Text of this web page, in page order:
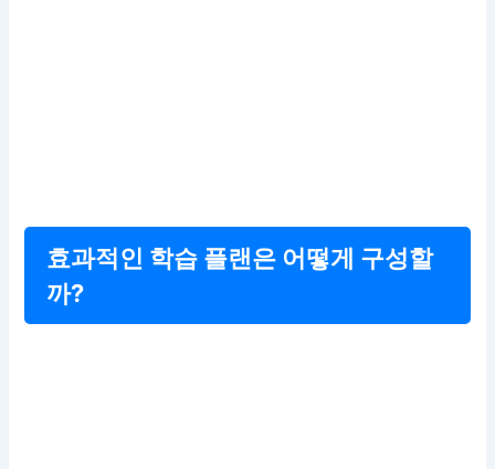
효과적인 학습 플랜은 어떻게 구성할
까?